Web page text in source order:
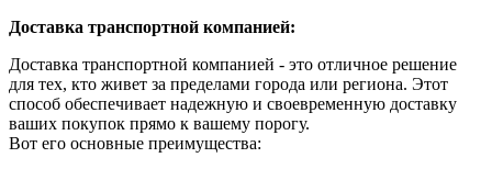
Доставка транспортной компанией:
Доставка транспортной компанией - это отличное решение
для тех, кто живет за пределами города или региона. Этот
способ обеспечивает надежную и своевременную доставку
ваших покупок прямо к вашему порогу.
Вот его основные преимущества: